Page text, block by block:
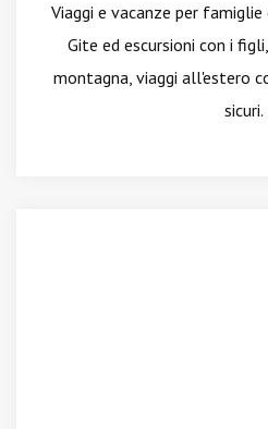
Viaggi e vacanze per
Gite ed escursioni con i
montagna, viaggi all'estero
sicuri.